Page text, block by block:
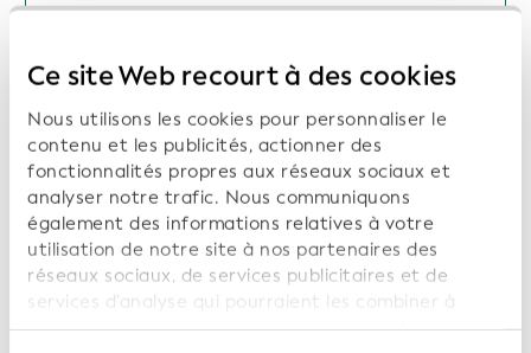
Ce site Web recourt à des cookies
Nous utilisons les cookies pour personnaliser le
contenu et les publicités, actionner des
fonctionnalités propres aux réseaux sociaux et
analyser notre trafic. Nous communiquons
également des informations relatives à votre
utilisation de notre site à nos partenaires des
réseaux sociaux, de services publicitaires et de
services d'analyse qui pourraient les combiner à
d'autres informations que vous leur avez fournies ou
Open Supply Hub, Wikimedia Deutschland et
mondial d'intégration des données ouvertes
(GODIN) de la GLEIF afin de promouvoir
l'interopérabilité des données au service de
la transparence, du développement durable
et de la confiance numérique
Date: 2026-07-16